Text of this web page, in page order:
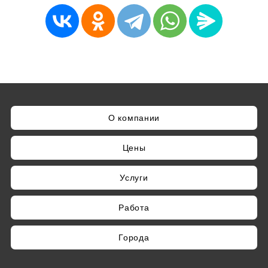
О компании
Цены
Услуги
Работа
Города